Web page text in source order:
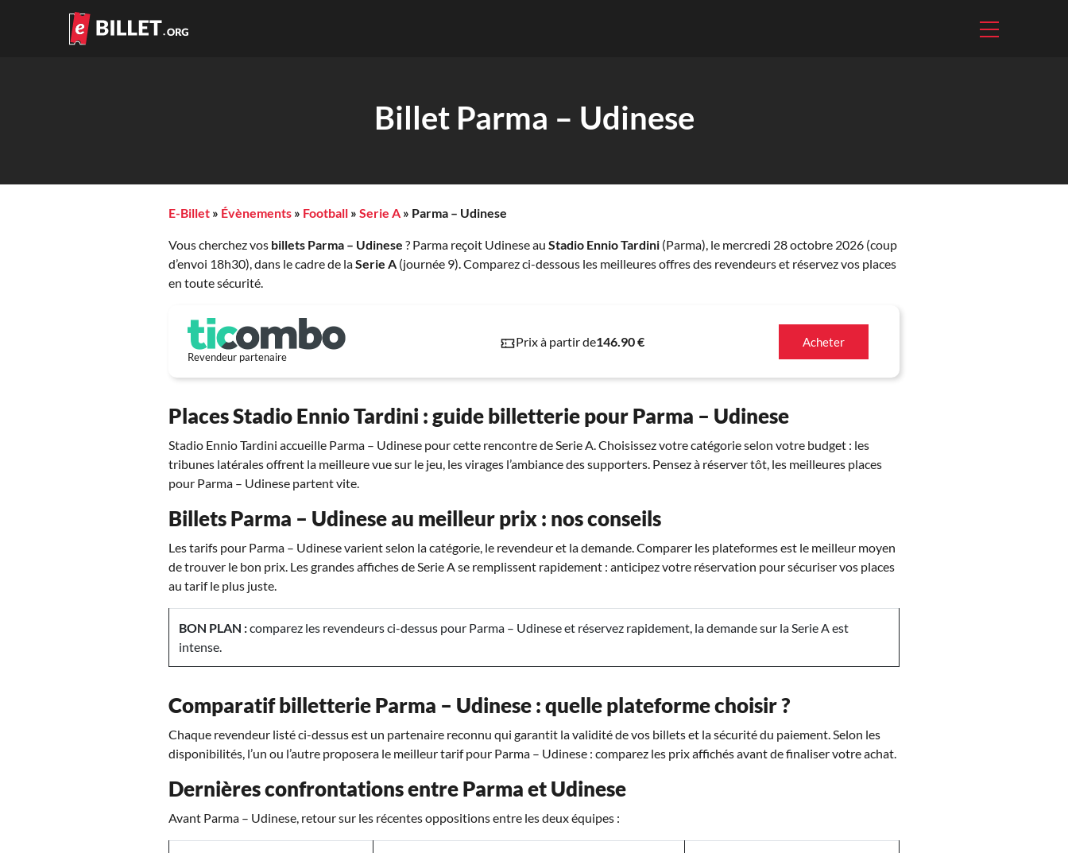
Billet Parma – Udinese
E-Billet » Évènements » Football » Serie A » Parma – Udinese
Vous cherchez vos billets Parma – Udinese ? Parma reçoit Udinese au Stadio Ennio Tardini (Parma), le mercredi 28 octobre 2026 (coup
d’envoi 18h30), dans le cadre de laSerie A (journée 9). Comparez ci-dessous les meilleures offres des revendeurs et réservez vos places
en toute sécurité.
Revendeur partenaire
Prix à partir de146.90 € Acheter
Places Stadio Ennio Tardini : guide billetterie pour Parma – Udinese
Stadio Ennio Tardini accueille Parma – Udinese pour cette rencontre de Serie A. Choisissez votre catégorie selon votre budget : les
tribunes latérales offrent la meilleure vue sur le jeu, les virages l’ambiance des supporters. Pensez à réserver tôt, les meilleures places
pour Parma – Udinese partent vite.
Billets Parma – Udinese au meilleur prix : nos conseils
Les tarifs pour Parma – Udinese varient selon la catégorie, le revendeur et la demande. Comparer les plateformes est le meilleur moyen
de trouver le bon prix. Les grandes affiches de Serie A se remplissent rapidement : anticipez votre réservation pour sécuriser vos places
au tarif le plus juste.
BON PLAN :comparez les revendeurs ci-dessus pour Parma – Udinese et réservez rapidement, la demande sur la Serie A est
intense.
Comparatif billetterie Parma – Udinese : quelle plateforme choisir ?
Chaque revendeur listé ci-dessus est un partenaire reconnu qui garantit la validité de vos billets et la sécurité du paiement. Selon les
disponibilités, l’un ou l’autre proposera le meilleur tarif pour Parma – Udinese : comparez les prix affichés avant de finaliser votre achat.
Dernières confrontations entre Parma et Udinese
Avant Parma – Udinese, retour sur les récentes oppositions entre les deux équipes :